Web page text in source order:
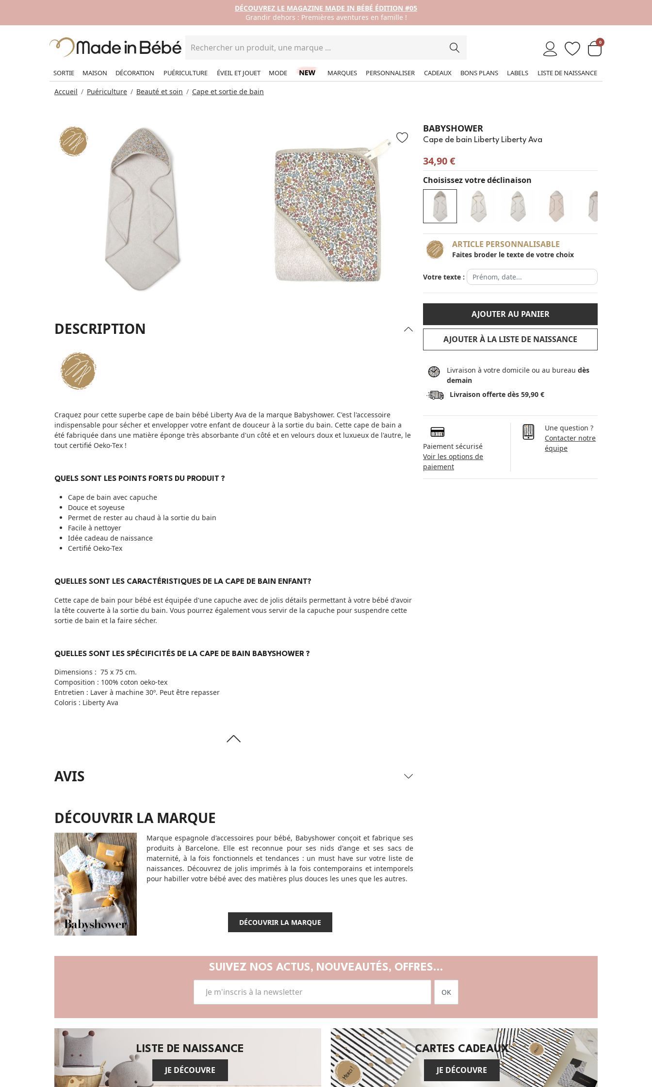
DÉCOUVREZ LE MAGAZINE MADE IN BÉBÉ ÉDITION #05
Grandir dehors : Premières aventures en famille !
0
SORTIE MAISON DÉCORATION PUÉRICULTURE ÉVEIL ET JOUET MODE MARQUES PERSONNALISER CADEAUX BONS PLANS LABELS LISTE DE NAISSANCE
Accueil Puériculture Beauté et soin Cape et sortie de bain
BABYSHOWER
Cape de bain Liberty Liberty Ava
34,90 €
Choisissez votre déclinaison
ARTICLE PERSONNALISABLE
Faites broder le texte de votre choix
Votre texte :
AJOUTER AU PANIER
AJOUTER À LA LISTE DE NAISSANCE
Livraison à votre domicile ou au bureaudès
demain
Livraison offerte dès 59,90 €
Paiement sécurisé
Voir les options de
paiement
Une question ?
Contacter notre
équipe
DESCRIPTION
Craquez pour cette superbe cape de bain bébé Liberty Ava de la marque Babyshower. C'est l'accessoire
indispensable pour sécher et envelopper votre enfant de douceur à la sortie du bain. Cette cape de bain a
été fabriquée dans une matière éponge très absorbante d'un côté et en velours doux et luxueux de l'autre, le
tout certifié Oeko-Tex !
QUELS SONT LES POINTS FORTS DU PRODUIT ?
Cape de bain avec capuche
Douce et soyeuse
Permet de rester au chaud à la sortie du bain
Facile à nettoyer
Idée cadeau de naissance
Certifié Oeko-Tex
QUELLES SONT LES CARACTÉRISTIQUES DE LA CAPE DE BAIN ENFANT?
Cette cape de bain pour bébé est équipée d'une capuche avec de jolis détails permettant à votre bébé d'avoir
la tête couverte à la sortie du bain. Vous pourrez également vous servir de la capuche pour suspendre cette
sortie de bain et la faire sécher.
QUELLES SONT LES SPÉCIFICITÉS DE LA CAPE DE BAIN BABYSHOWER ?
Dimensions : 75 x 75 cm.
Composition : 100% coton oeko-tex
Entretien : Laver à machine 30º. Peut être repasser
Coloris : Liberty Ava
AVIS
DÉCOUVRIR LA MARQUE
Marque espagnole d'accessoires pour bébé, Babyshower conçoit et fabrique ses
produits à Barcelone. Elle est reconnue pour ses nids d'ange et ses sacs de
maternité, à la fois fonctionnels et tendances : un must have sur votre liste de
naissances. Découvrez de jolis imprimés à la fois contemporains et intemporels
pour habiller votre bébé avec des matières plus douces les unes que les autres.
DÉCOUVRIR LA MARQUE
SUIVEZ NOS ACTUS, NOUVEAUTÉS, OFFRES...
OK
LISTE DE NAISSANCE
JE DÉCOUVRE
CARTES CADEAUX
JE DÉCOUVRE